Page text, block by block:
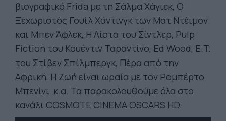
βιογραφικό Frida με τη Σάλμα Χάγιεκ, Ο
Ξεχωριστός Γουίλ Χάντινγκ των Ματ Ντέιμον
και Μπεν Άφλεκ, Η Λίστα του Σίντλερ, Pulp
Fiction του Κουέντιν Ταραντίνο, Ed Wood, E.T.
του Στίβεν Σπίλμπεργκ, Πέρα από την
Αφρική, Η Ζωή είναι ωραία με τον Ρομπέρτο
Μπενίνι κ.α. Τα παρακολουθούμε όλα στο
κανάλι COSMOTE CINEMA OSCARS HD.